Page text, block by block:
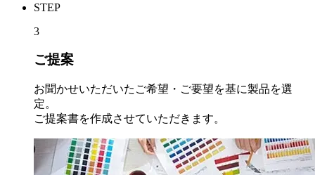
STEP
3
ご提案
お聞かせいただいたご希望・ご要望を基に製品を選
定。
ご提案書を作成させていただきます。